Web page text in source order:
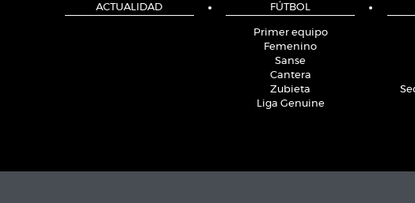
ACTUALIDAD FÚTBOL
Primer equipo
Femenino
Sanse
Cantera
Zubieta
Liga Genuine